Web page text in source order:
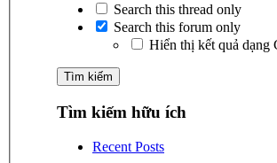
Search this thread only
Search this forum only
Hiển thị kết quả dạng
Tìm kiếm hữu ích
Recent Posts